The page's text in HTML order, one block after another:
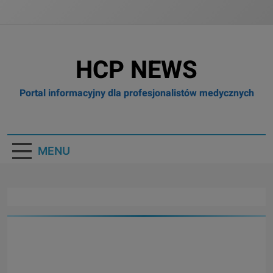
HCP NEWS
Portal informacyjny dla profesjonalistów medycznych
MENU